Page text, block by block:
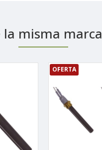
la misma marca
OFERTA